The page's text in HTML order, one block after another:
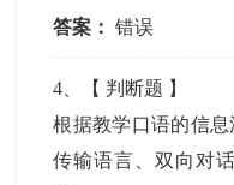
答案： 错误
4 、【 判断题 】
根据教学口语的信
传输语言、双向对